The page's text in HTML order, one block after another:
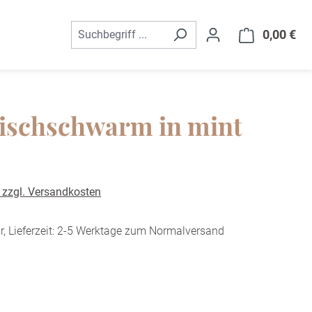
0,00 €
in mint
Versandkosten
Lieferzeit: 2-5 Werktage zum Normalversand